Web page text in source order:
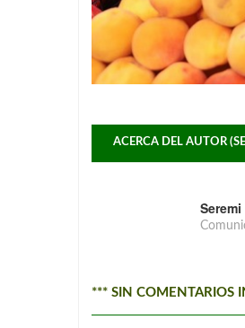
ACERCA DEL AUTOR
*** SIN COMENTARIOS